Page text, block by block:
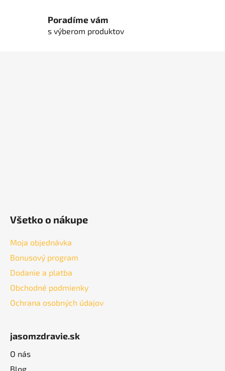
v
ý
Poradíme vám
s výberom produktov
Všetko o nákupe
Moja objednávka
Bonusový program
Dodanie a platba
Obchodné podmienky
Ochrana osobných údajov
jasomzdravie.sk
O nás
Blog